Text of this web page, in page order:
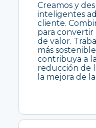
Creamos y
inteligentes
cliente.
para convertir
de valor.
más
contribuya a
reducción de
la mejora de